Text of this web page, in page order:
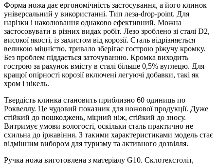
Форма ножа дає ергономічність застосування, а його клинок
універсальний у використанні. Тип леза-drop-point. Для
нарізки і наколювання однаково ефективний. Можна
застосовувати в різних видах робіт. Лезо зроблено зі сталі D2,
високої якості, із захистом від корозії. Сталь відрізняється
великою міцністю, тривало зберігає гострою ріжучу кромку.
Без проблем піддається заточуванню. Кромка виходить
гострою за рахунок вмісту в сталі більше 0,5% вуглецю. Для
кращої опірності корозії включені легуючі добавки, такі як
хром і нікель.
Твердість клинка становить приблизно 60 одиниць по
Роквеллу. Це чудовий показник для ножової продукції. Дуже
стійкий до пошкоджень, міцний ніж, стійкий до зносу.
Витримує умови вологості, оскільки сталь практично не
схильна до іржавіння. З такими характеристиками модель стає
відмінним вибором для туризму та активного дозвілля.
Ручка ножа виготовлена з матеріалу G10. Склотекстоліт,